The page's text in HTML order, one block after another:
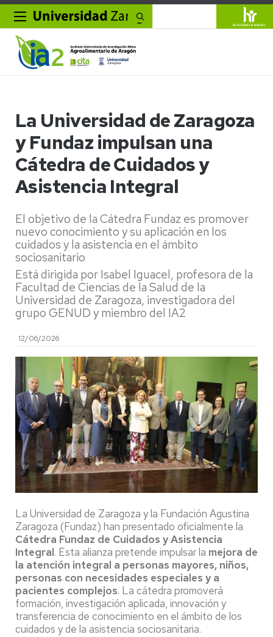
La Universidad de Zaragoza
y Fundaz impulsan una
Cátedra de Cuidados y
Asistencia Integral
El objetivo de la Cátedra Fundaz es promover
nuevo conocimiento y su aplicación en los
cuidados y la asistencia en el ámbito
sociosanitario
Está dirigida por Isabel Iguacel, profesora de la
Facultad de Ciencias de la Salud de la
Universidad de Zaragoza, investigadora del
grupo GENUD y miembro del IA2
12/06/2026
La Universidad de Zaragoza y la Fundación Agustina
Zaragoza (Fundaz) han presentado oficialmente la
Cátedra Fundaz de Cuidados y Asistencia
Integral. Esta alianza pretende impulsar la mejora de
la atención integral a personas mayores, niños,
personas con necesidades especiales y a
pacientes complejos. La cátedra promoverá
formación, investigación aplicada, innovación y
transferencia de conocimiento en el ámbito de los
cuidados y de la asistencia sociosanitaria.